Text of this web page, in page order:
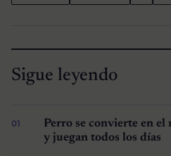
Sigue leyendo
Perro se convierte en el
y juegan todos los días